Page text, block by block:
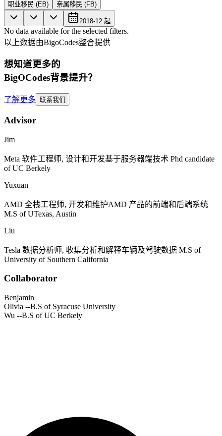
职业移民 (EB) 亲属移民 (FB)
2018-12 起
No data available for the selected filters.
以上数据由BigoCodes整合提供
想知道更多的
BigOCodes背景提升？
了解更多 联系我们
Advisor
Jim
Meta 软件工程师, 设计和开发基于服务器端技术 Phd candidate
of UC Berkely
Yuxuan
AMD 全栈工程师, 开发和维护AMD 产品的前端和后端系统
M.S of UTexas, Austin
Liu
Tesla 数据分析师, 收集分析和解释车辆及驾驶数据 M.S of
University of Southern California
Collaborator
Benjamin
Olivia --B.S of Syracuse University
Wu --B.S of UC Berkely